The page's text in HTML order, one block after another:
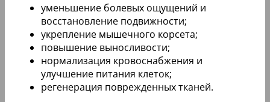
уменьшение болевых ощущений и
восстановление подвижности;
укрепление мышечного корсета;
повышение выносливости;
нормализация кровоснабжения и
улучшение питания клеток;
регенерация поврежденных тканей.